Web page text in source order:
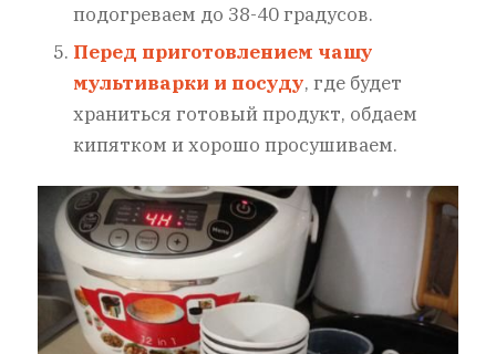
подогреваем до 38-40 градусов.
Перед приготовлением чашу
мультиварки и посуду, где будет
храниться готовый продукт, обдаем
кипятком и хорошо просушиваем.